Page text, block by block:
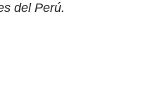
del Perú.